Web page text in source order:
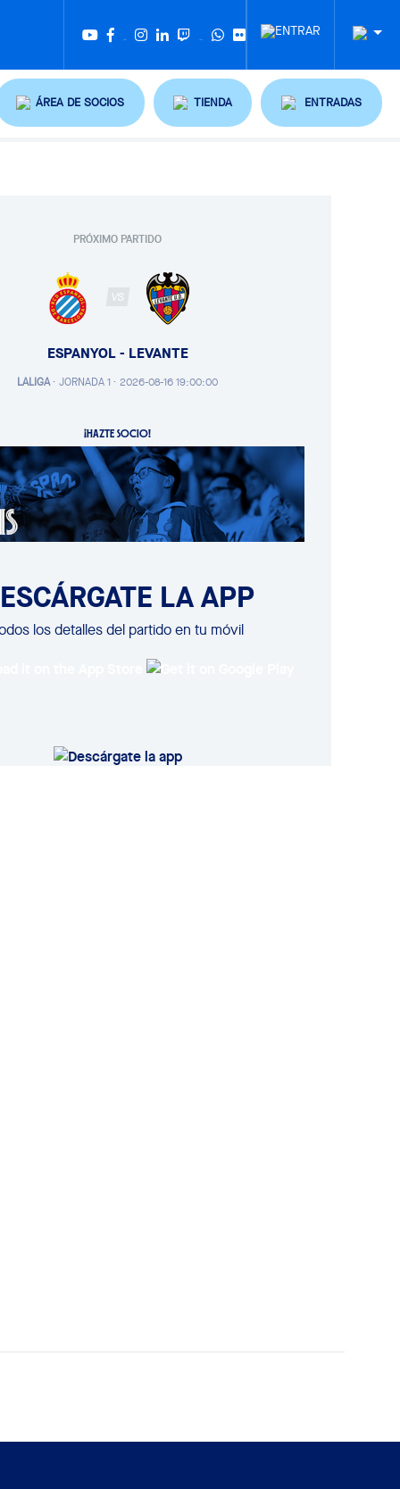
ÁREA DE SOCIOS TIENDA ENTRADAS
PRÓXIMO PARTIDO
VS
ESPANYOL - LEVANTE
LALIGA· JORNADA 1 · 2026-08-16 19:00:00
¡HAZTE SOCIO!
LA APP
los detalles del partido en tu móvil